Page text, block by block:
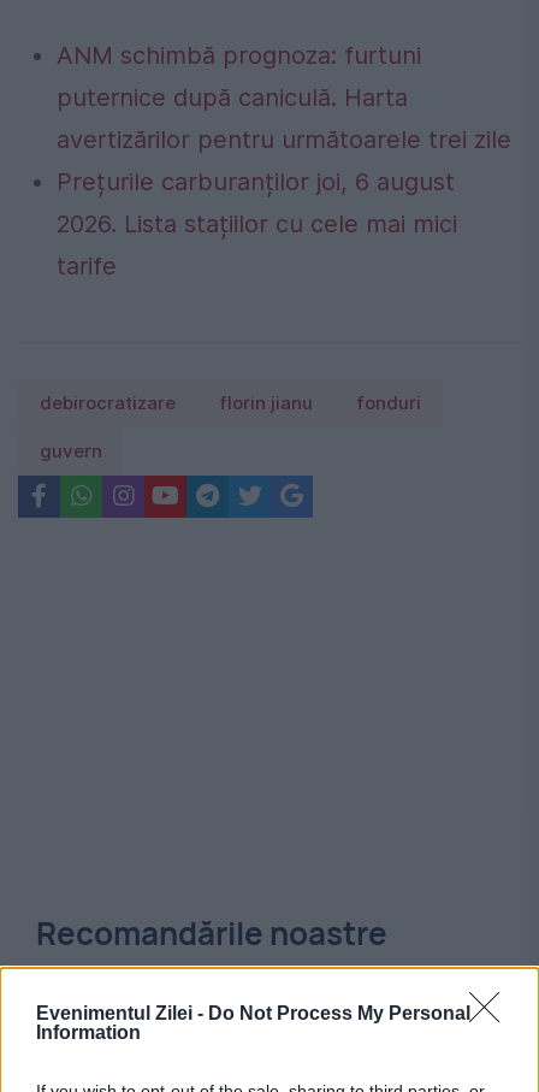
Evenimentul Zilei - Do Not Process My Personal
Information
ANM schimbă prognoza: furtuni
puternice după caniculă. Harta
avertizărilor pentru următoarele trei zile
Prețurile carburanților joi, 6 august
2026. Lista stațiilor cu cele mai mici
tarife
debirocratizare florin jianu fonduri
guvern
Recomandările noastre